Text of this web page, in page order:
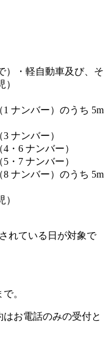
）・軽自動車及び、そ
1 ナンバー）のうち 5m
ナンバー）
・6 ナンバー）
・7 ナンバー）
8 ナンバー）のうち 5m
れている日が対象で
。
お電話のみの受付と